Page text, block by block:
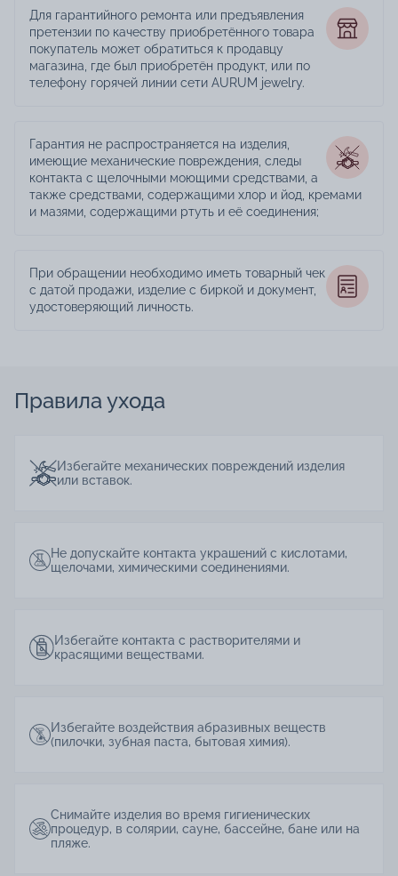
Для гарантийного ремонта или предъявления
претензии по качеству приобретённого товара
покупатель может обратиться к продавцу
магазина, где был приобретён продукт, или по
телефону горячей линии сети AURUM jewelry.
Гарантия не распространяется на изделия,
имеющие механические повреждения, следы
контакта с щелочными моющими средствами, а
также средствами, содержащими хлор и йод, кремами
и мазями, содержащими ртуть и её соединения;
При обращении необходимо иметь товарный чек
с датой продажи, изделие с биркой и документ,
удостоверяющий личность.
Правила ухода
Избегайте механических повреждений изделия
или вставок.
Не допускайте контакта украшений с кислотами,
щелочами, химическими соединениями.
Избегайте контакта с растворителями и
красящими веществами.
Избегайте воздействия абразивных веществ
(пилочки, зубная паста, бытовая химия).
Снимайте изделия во время гигиенических
процедур, в солярии, сауне, бассейне, бане или на
пляже.